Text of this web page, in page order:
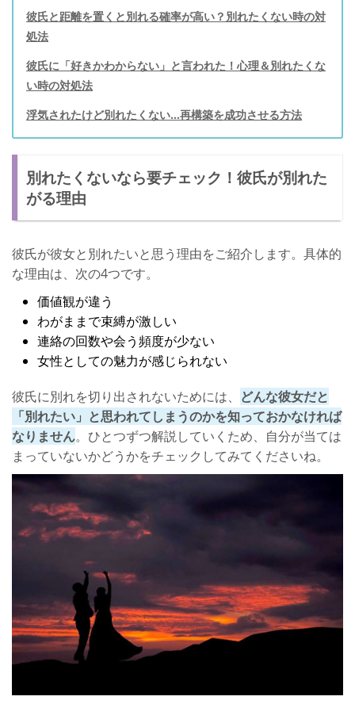
彼氏と距離を置くと別れる確率が高い？別れたくない時の対
処法
彼氏に「好きかわからない」と言われた！心理＆別れたくな
い時の対処法
浮気されたけど別れたくない…再構築を成功させる方法
別れたくないなら要チェック！彼氏が別れた
がる理由
彼氏が彼女と別れたいと思う理由をご紹介します。具体的
な理由は、次の4つです。
価値観が違う
わがままで束縛が激しい
連絡の回数や会う頻度が少ない
女性としての魅力が感じられない
彼氏に別れを切り出されないためには、 どんな彼女だと
「別れたい」と思われてしまうのかを知っておかなければ
なりません。ひとつずつ解説していくため、自分が当ては
まっていないかどうかをチェックしてみてくださいね。